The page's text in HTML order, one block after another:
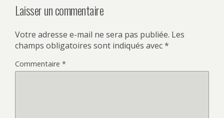
Laisser un commentaire
Votre adresse e-mail ne sera pas publiée. Les
champs obligatoires sont indiqués avec*
Commentaire *